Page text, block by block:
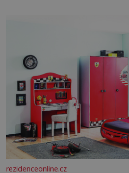
burácení skutečně ustane.
rezidenceonline.cz